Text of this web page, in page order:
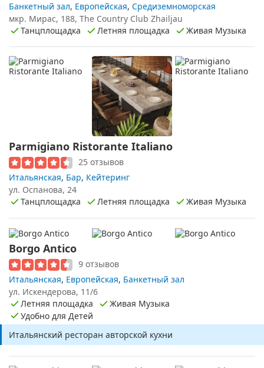
Банкетный зал, Европейская, Средиземноморская
мкр. Мирас, 188, The Country Club Zhailjau
Танцплощадка
Летняя площадка Живая Музыка
Parmigiano Ristorante Italiano
25 отзывов
Итальянская, Бар, Кейтеринг
ул. Оспанова, 24
Танцплощадка
Летняя площадка Живая Музыка
Borgo Antico
9 отзывов
Итальянская, Европейская, Банкетный зал
ул. Искендерова, 11/6
Летняя площадка
Живая Музыка
Удобно для Детей
Итальянский ресторан авторской кухни